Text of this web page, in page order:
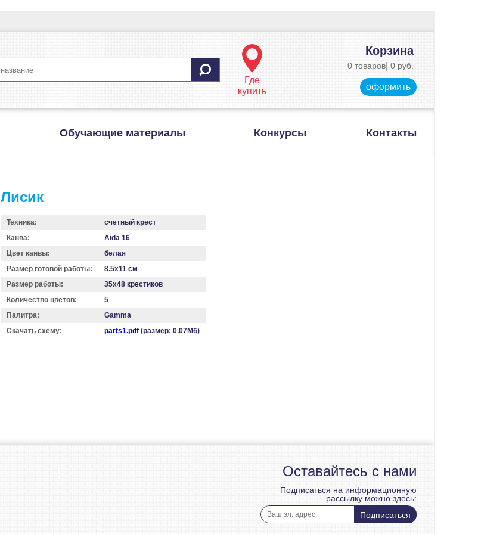
Где
купить
Корзина
0 товаров 0 руб.
оформить
Обучающие материалы Конкурсы Контакты
Лисик
Техника:
счетный крест
Канва:
Aida 16
Цвет канвы:
белая
Размер готовой работы:
8.5x11 см
Размер работы:
35x48 крестиков
Количество цветов:
5
Палитра:
Gamma
Скачать схему:
parts1.pdf (размер: 0.07Мб)
Оставайтесь с нами
Подписаться на информационную
рассылку можно здесь:
Подписаться